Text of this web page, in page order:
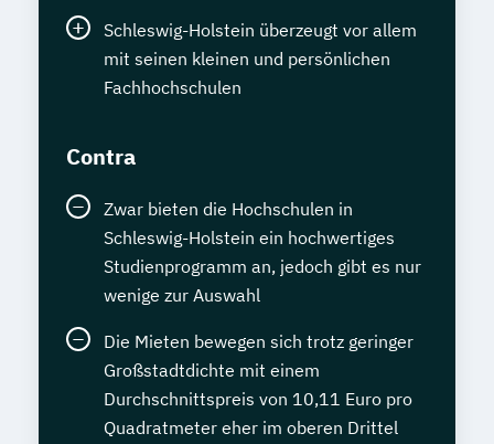
Schleswig-Holstein überzeugt vor allem
mit seinen kleinen und persönlichen
Fachhochschulen
Contra
Zwar bieten die Hochschulen in
Schleswig-Holstein ein hochwertiges
Studienprogramm an, jedoch gibt es nur
wenige zur Auswahl
Die Mieten bewegen sich trotz geringer
Großstadtdichte mit einem
Durchschnittspreis von 10,11 Euro pro
Quadratmeter eher im oberen Drittel